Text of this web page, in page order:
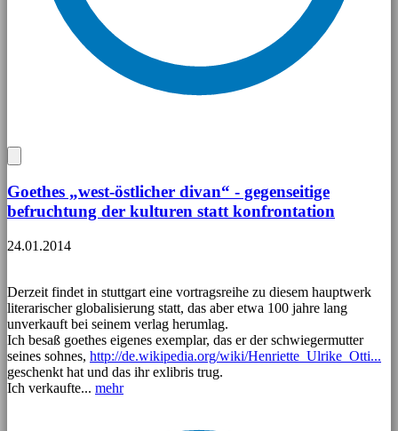
Goethes „west-östlicher divan“ - gegenseitige
befruchtung der kulturen statt konfrontation
24.01.2014
Derzeit findet in stuttgart eine vortragsreihe zu diesem hauptwerk
literarischer globalisierung statt, das aber etwa 100 jahre lang
unverkauft bei seinem verlag herumlag.
Ich besaß goethes eigenes exemplar, das er der schwiegermutter
seines sohnes, http://de.wikipedia.org/wiki/Henriette_Ulrike_Otti...
geschenkt hat und das ihr exlibris trug.
Ich verkaufte... mehr